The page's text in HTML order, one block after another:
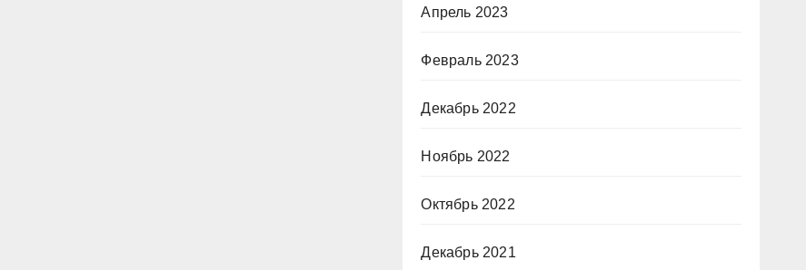
Апрель 2023
Февраль 2023
Декабрь 2022
Ноябрь 2022
Октябрь 2022
Декабрь 2021